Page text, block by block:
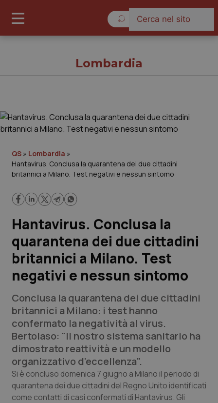
Governo e Parlamento
Regioni e Asl
Lavoro e Professioni
Scienza e Farmaci
Studi e Analisi
Lettere al direttore
Edizioni Regionali
QS Pro
Professionisti Sanitari.AI
Abruzzo
QS Pro Gold
Lombardia
QS » Lombardia »
Hantavirus. Conclusa la quarantena dei due cittadini
britannici a Milano. Test negativi e nessun sintomo
Hantavirus. Conclusa la
quarantena dei due cittadini
britannici a Milano. Test
negativi e nessun sintomo
Conclusa la quarantena dei due cittadini
britannici a Milano: i test hanno
confermato la negatività al virus.
Bertolaso: "Il nostro sistema sanitario ha
dimostrato reattività e un modello
organizzativo d'eccellenza".
Si è concluso domenica 7 giugno a Milano il periodo di
quarantena dei due cittadini del Regno Unito identificati
come contatti di casi confermati di Hantavirus. Gli